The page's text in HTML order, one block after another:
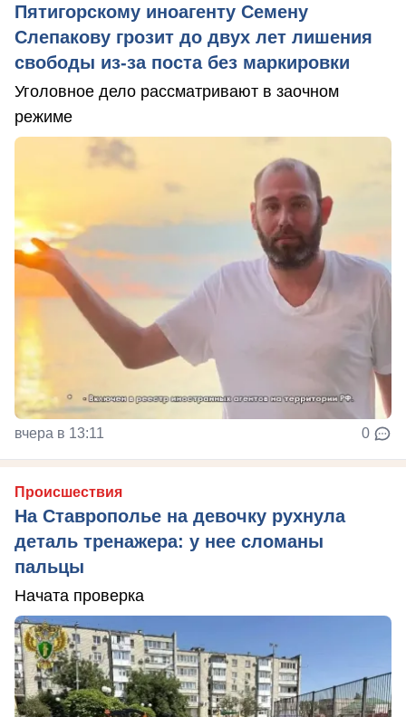
Пятигорскому иноагенту Семену
Слепакову грозит до двух лет лишения
свободы из-за поста без маркировки
Уголовное дело рассматривают в заочном
режиме
вчера в 13:11 0
Происшествия
На Ставрополье на девочку рухнула
деталь тренажера: у нее сломаны
пальцы
Начата проверка